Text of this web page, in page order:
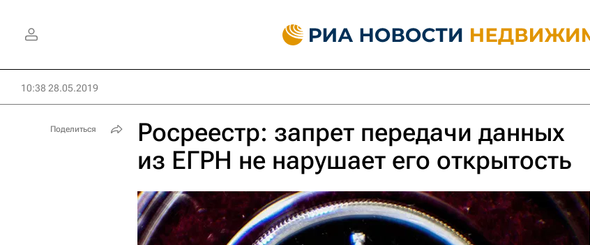
10:38 28.05.2019
Росреестр: запрет передачи данных
из ЕГРН не нарушает его открытость
Поделиться